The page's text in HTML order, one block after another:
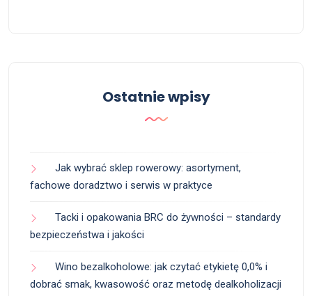
Ostatnie wpisy
Jak wybrać sklep rowerowy: asortyment,
fachowe doradztwo i serwis w praktyce
Tacki i opakowania BRC do żywności – standardy
bezpieczeństwa i jakości
Wino bezalkoholowe: jak czytać etykietę 0,0% i
dobrać smak, kwasowość oraz metodę dealkoholizacji